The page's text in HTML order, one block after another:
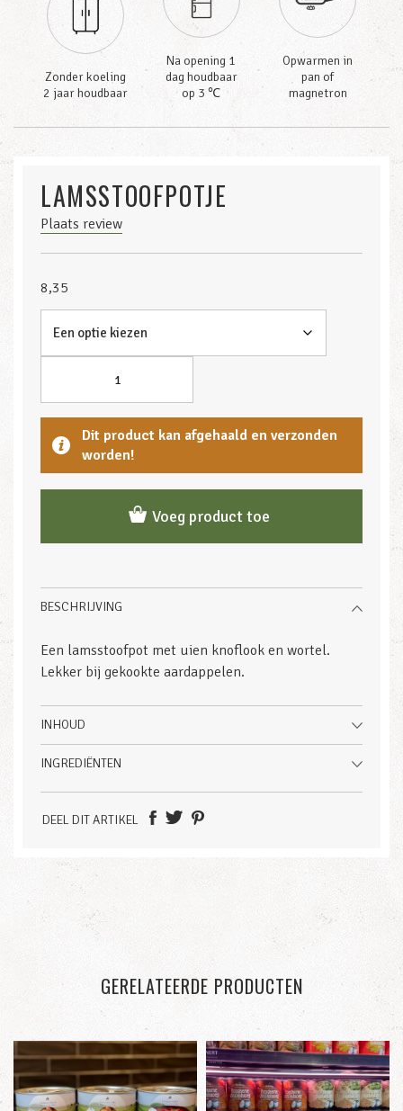
Zonder koeling
2 jaar houdbaar
Na opening 1
dag houdbaar
op 3 ℃
Opwarmen in
pan of
magnetron
LAMSSTOOFPOTJE
Plaats review
8,35
Dit product kan afgehaald en verzonden
worden!
Voeg product toe
BESCHRIJVING
Een lamsstoofpot met uien knoflook en wortel.
Lekker bij gekookte aardappelen.
INHOUD
INGREDIËNTEN
DEEL DIT ARTIKEL
GERELATEERDE PRODUCTEN